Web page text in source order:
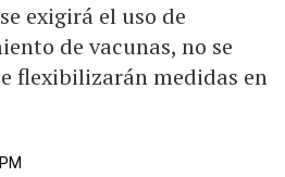
exigirá el uso de
de vacunas, no se
flexibilizarán medidas en